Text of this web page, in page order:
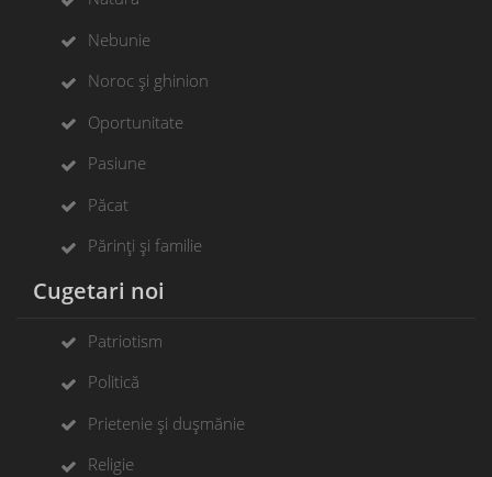
Nebunie
Noroc și ghinion
Oportunitate
Pasiune
Păcat
Părinți și familie
Cugetari noi
Patriotism
Politică
Prietenie și dușmănie
Religie